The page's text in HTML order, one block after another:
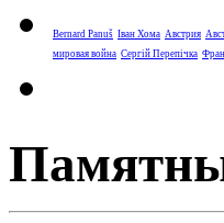
Bernard Panuš Іван Хома Австрия
мировая война Сергій Перепічка